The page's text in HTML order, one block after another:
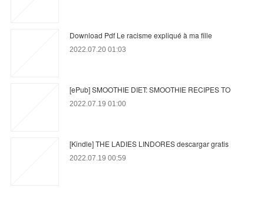
Download Pdf Le racisme expliqué à ma fille
2022.07.20 01:03
[ePub] SMOOTHIE DIET: SMOOTHIE RECIPES TO
2022.07.19 01:00
[Kindle] THE LADIES LINDORES descargar gratis
2022.07.19 00:59